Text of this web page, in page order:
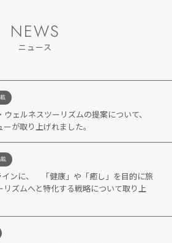
NEWS
ニュース
ェルネスツーリズムの提案について、
が取り上げれました。
インに、 「健康」や「癒し」を目的に旅
リズムへと特化する戦略について取り上